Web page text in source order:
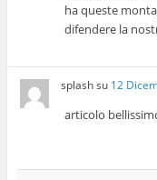
ha queste
difendere la
splashsu 12
articolo